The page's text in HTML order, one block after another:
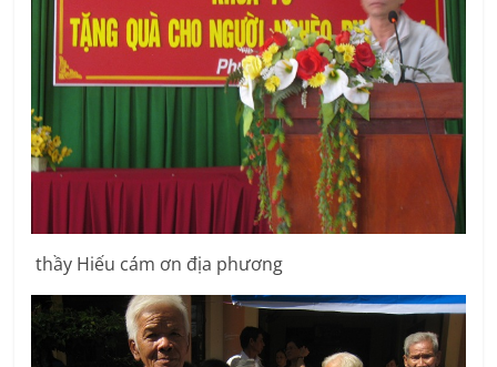
thầy Hiếu cám ơn địa phương